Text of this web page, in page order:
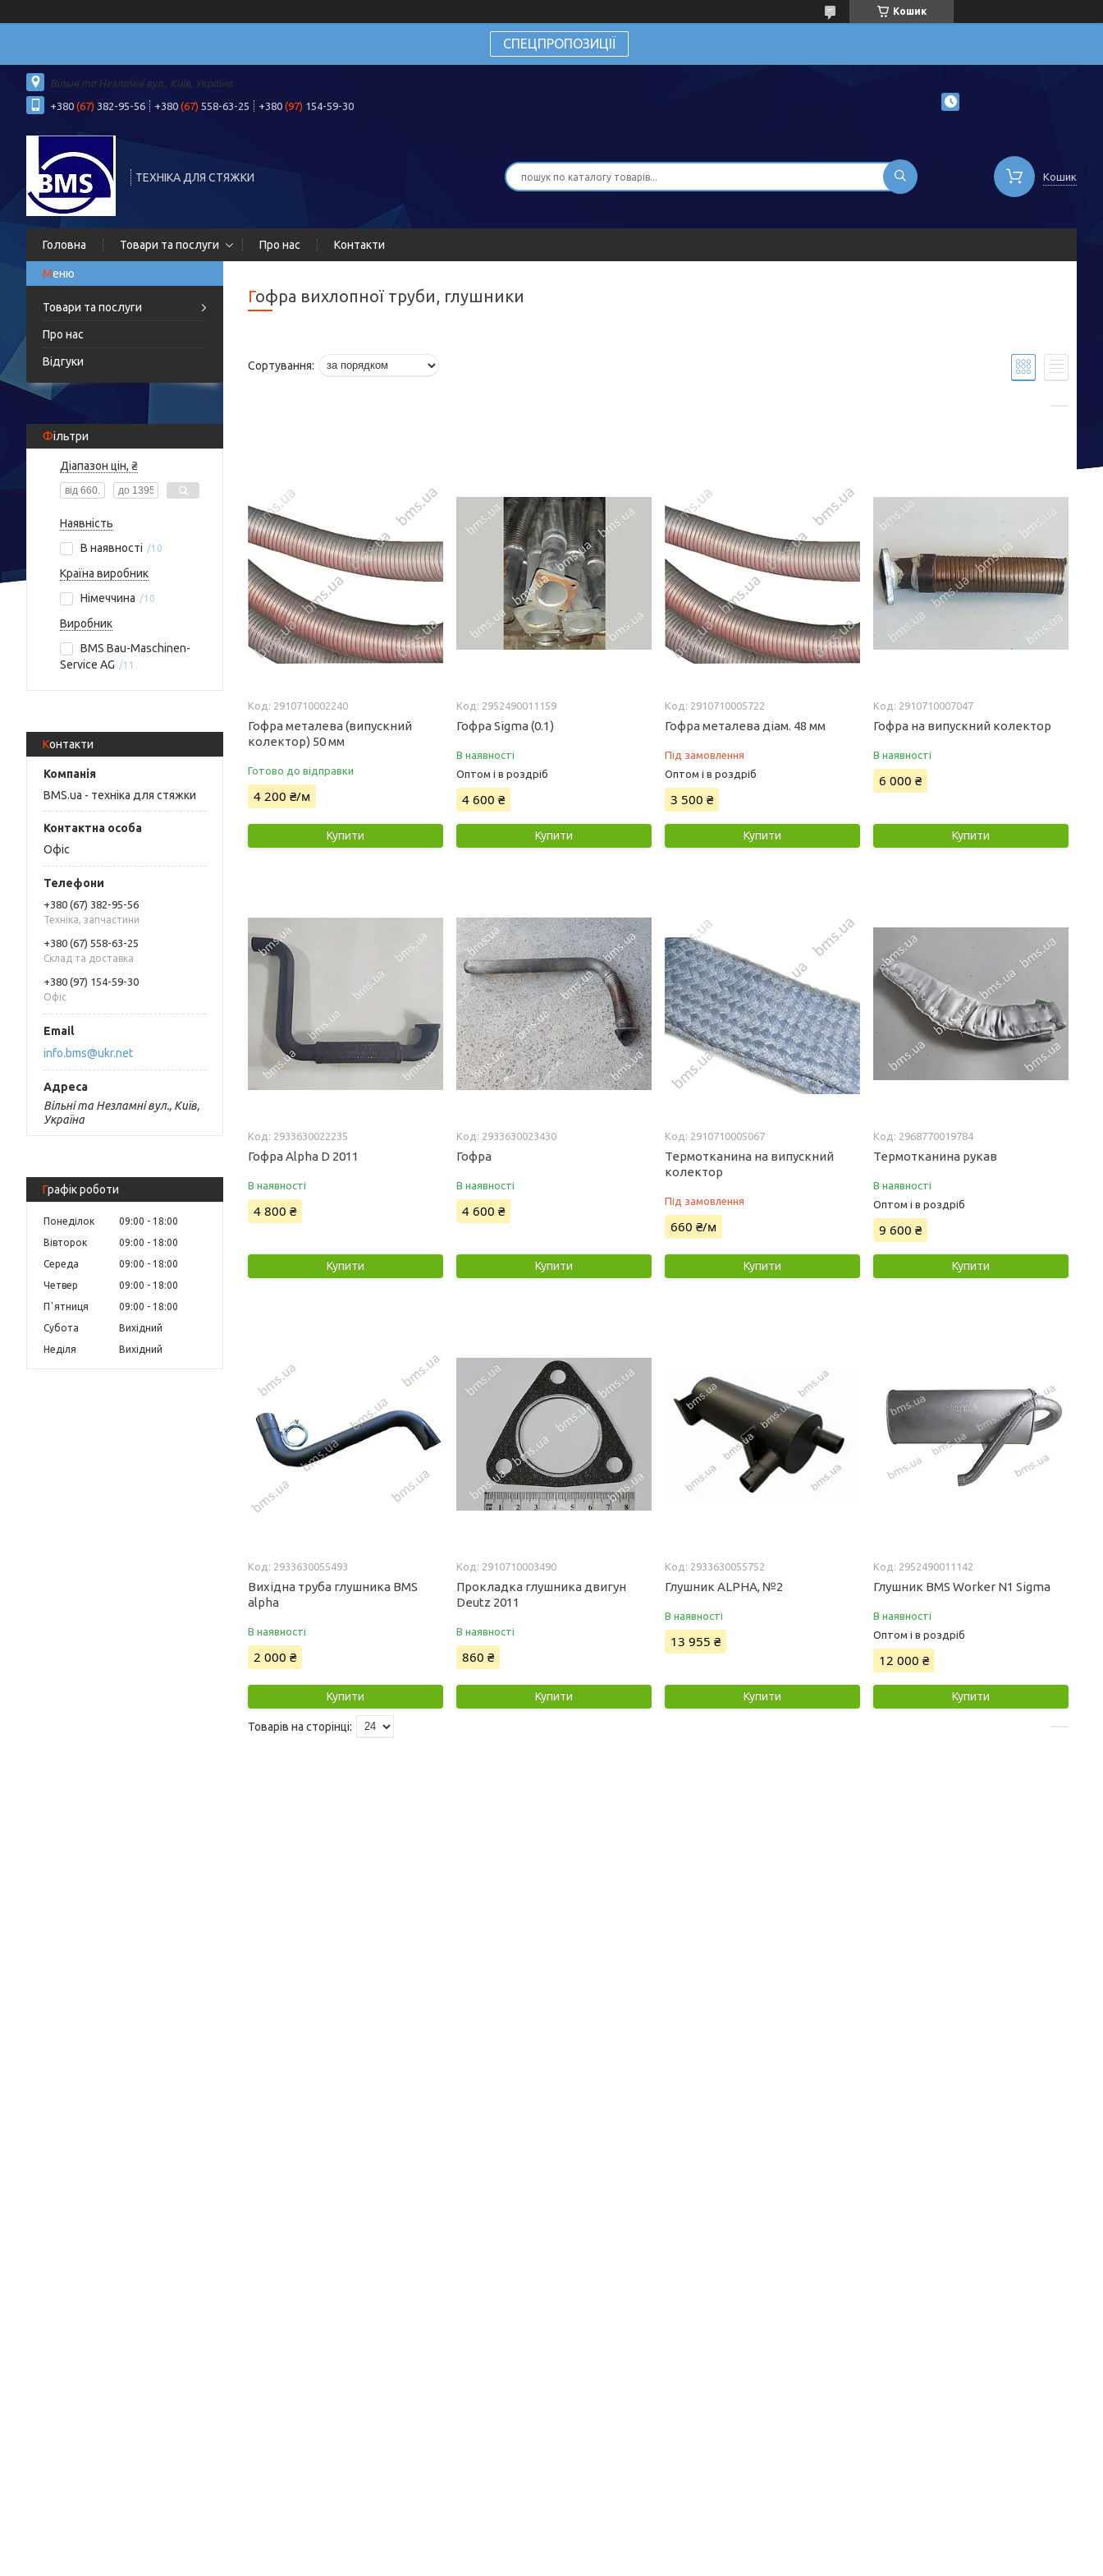
Кошик
СПЕЦПРОПОЗИЦІЇ
Вільні та Незламні вул., Київ, Україна
+380 (67) 382-95-56 +380 (67) 558-63-25 +380 (97) 154-59-30
ТЕХНІКА ДЛЯ СТЯЖКИ Кошик
Головна Товари та послуги Про нас Контакти
Товари та послуги
Про нас
Відгуки
Фільтри
Діапазон цін, ₴
Наявність
В наявності
10
Країна виробник
Німеччина
10
Виробник
BMS Bau-Maschinen-
Service AG
11
Контакти
BMS.ua - техніка для стяжки
Офіс
+380 (67) 382-95-56
Техніка, запчастини
+380 (67) 558-63-25
Склад та доставка
+380 (97) 154-59-30
Офіс
info.bms@ukr.net
Вільні та Незламні вул., Київ,
Україна
Графік роботи
Понеділок 09:00
18:00
Вівторок
09:00
18:00
Середа
09:00
18:00
Четвер
09:00
18:00
Пʼятниця
09:00
18:00
Субота
Вихідний
Неділя
Вихідний
Гофра вихлопної труби, глушники
2910710002240
Гофра металева (випускний
колектор) 50 мм
Готово до відправки
4 200 ₴/м
Купити
2952490011159
Гофра Sigma (0.1)
В наявності
Оптом і в роздріб
4 600 ₴
Купити
2910710005722
Гофра металева діам. 48 мм
Під замовлення
Оптом і в роздріб
3 500 ₴
Купити
2910710007047
Гофра на випускний колектор
В наявності
6 000 ₴
Купити
2933630022235
Гофра Alpha D 2011
В наявності
4 800 ₴
Купити
2933630023430
Гофра
В наявності
4 600 ₴
Купити
2910710005067
Термотканина на випускний
колектор
Під замовлення
660 ₴/м
Купити
2968770019784
Термотканина рукав
В наявності
Оптом і в роздріб
9 600 ₴
Купити
2933630055493
Вихідна труба глушника BMS
alpha
В наявності
2 000 ₴
Купити
2910710003490
Прокладка глушника двигун
Deutz 2011
В наявності
860 ₴
Купити
2933630055752
Глушник ALPHA, №2
В наявності
13 955 ₴
Купити
2952490011142
Глушник BMS Worker N1 Sigma
В наявності
Оптом і в роздріб
12 000 ₴
Купити